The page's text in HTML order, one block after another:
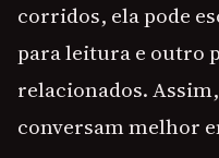
corridos, ela pode
para leitura e outro
relacionados.
conversam melhor